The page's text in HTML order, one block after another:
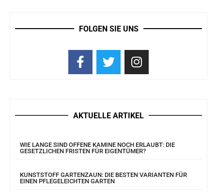
FOLGEN SIE UNS
AKTUELLE ARTIKEL
WIE LANGE SIND OFFENE KAMINE NOCH ERLAUBT: DIE
GESETZLICHEN FRISTEN FÜR EIGENTÜMER?
KUNSTSTOFF GARTENZAUN: DIE BESTEN VARIANTEN FÜR
EINEN PFLEGELEICHTEN GARTEN